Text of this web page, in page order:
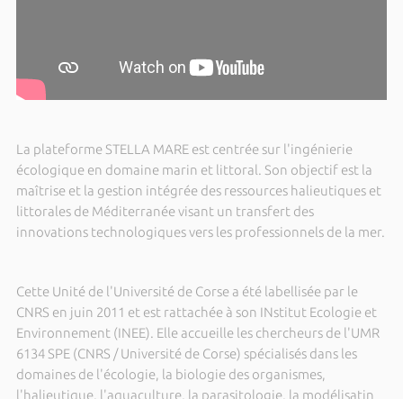
La plateforme STELLA MARE est centrée sur l'ingénierie
écologique en domaine marin et littoral. Son objectif est la
maîtrise et la gestion intégrée des ressources halieutiques et
littorales de Méditerranée visant un transfert des
innovations technologiques vers les professionnels de la mer.
Cette Unité de l'Université de Corse a été labellisée par le
CNRS en juin 2011 et est rattachée à son INstitut Ecologie et
Environnement (INEE). Elle accueille les chercheurs de l'UMR
6134 SPE (CNRS / Université de Corse) spécialisés dans les
domaines de l'écologie, la biologie des organismes,
l'halieutique, l'aquaculture, la parasitologie, la modélisatin